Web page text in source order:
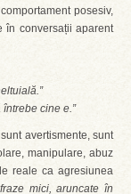
posesiv,
în conversații aparent
cine e.”
avertismente, sunt
manipulare, abuz
reale ca agresiunea
mici, aruncate în